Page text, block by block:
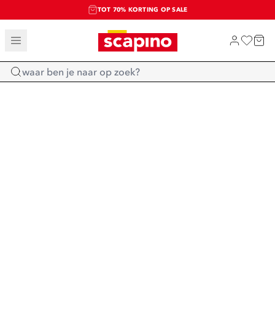
TOT 70% KORTING OP SALE
SALE: LAATSTE KANS!
SHOP NIEUW
Home